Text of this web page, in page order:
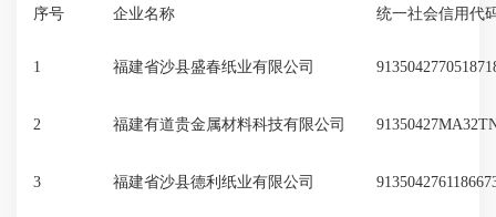
序号 企业名称 统一社会信用代
1 福建省沙县盛春纸业有限公司
2 福建有道贵金属材料科技有限公司
3 福建省沙县德利纸业有限公司